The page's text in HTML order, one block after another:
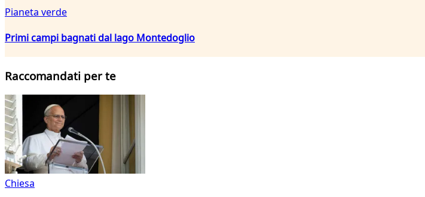
Pianeta verde
Primi campi bagnati dal lago Montedoglio
Raccomandati per te
Chiesa